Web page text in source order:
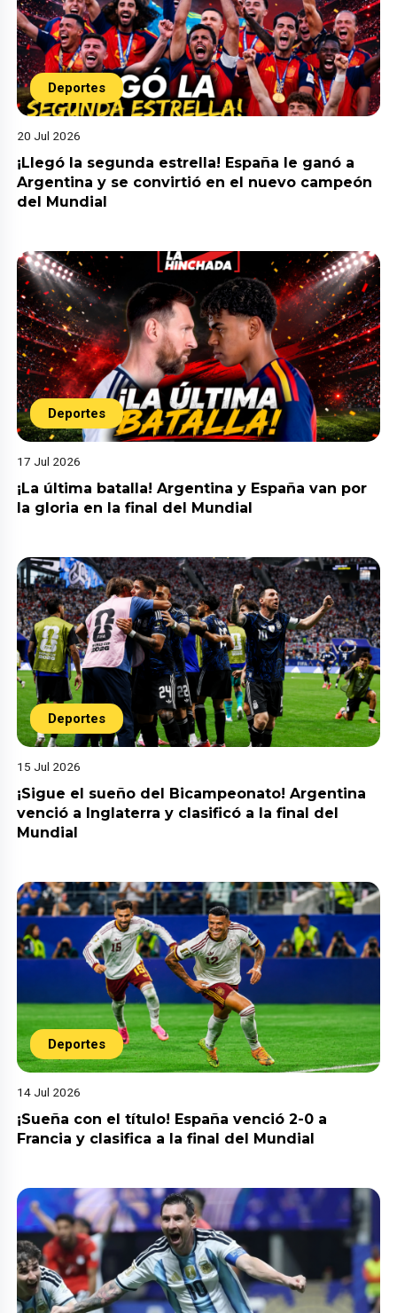
Deportes
20 Jul 2026
¡Llegó la segunda estrella! España le ganó a
Argentina y se convirtió en el nuevo campeón
del Mundial
Deportes
17 Jul 2026
¡La última batalla! Argentina y España van por
la gloria en la final del Mundial
Deportes
15 Jul 2026
¡Sigue el sueño del Bicampeonato! Argentina
venció a Inglaterra y clasificó a la final del
Mundial
Deportes
14 Jul 2026
¡Sueña con el título! España venció 2-0 a
Francia y clasifica a la final del Mundial